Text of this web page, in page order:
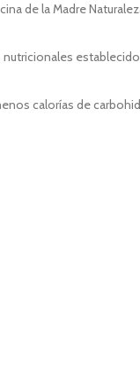
de la Madre
calorías de